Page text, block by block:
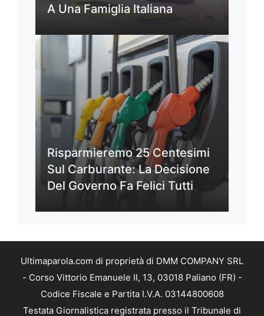
A Una Famiglia Italiana
Risparmieremo 25 Centesimi
Sul Carburante: La Decisione
Del Governo Fa Felici Tutti
Ultimaparola.com di proprietà di DMM COMPANY SRL
- Corso Vittorio Emanuele II, 13, 03018 Paliano (FR) -
Codice Fiscale e Partita I.V.A. 03144800608
Testata Giornalistica registrata presso il Tribunale di